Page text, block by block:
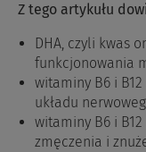
Z tego artykułu
DHA, czyli kwas
funkcjonowania
witaminy B6 i
układu
witaminy B6 i
zmęczenia i